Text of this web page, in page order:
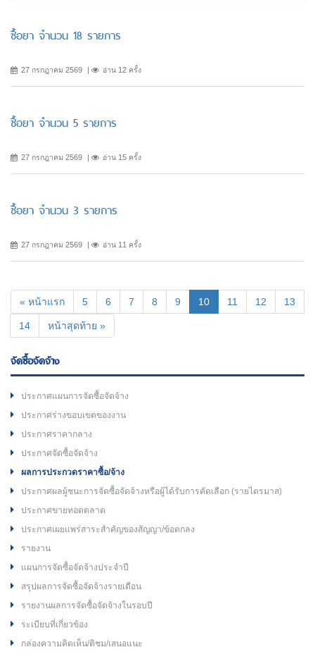
ซื้อยา จำนวน 18 รายการ
27 กรกฎาคม 2569 อ่าน 12 ครั้ง
ซื้อยา จำนวน 5 รายการ
27 กรกฎาคม 2569 อ่าน 15 ครั้ง
ซื้อยา จำนวน 3 รายการ
27 กรกฎาคม 2569 อ่าน 11 ครั้ง
« หน้าแรก 5 6 7 8 9 10(current)
11 12 13
14 หน้าสุดท้าย »
จัดซื้อจัดจ้าง
ประกาศแผนการจัดซื้อจัดจ้าง
ประกาศร่างขอบเขตของงาน
ประกาศราคากลาง
ประกาศจัดซื้อจัดจ้าง
ผลการประกวดราคาซื้อ/จ้าง
ประกาศผลผู้ชนะการจัดซื้อจัดจ้างหรือผู้ได้รับการคัดเลือก (รายไตรมาส)
ประกาศขายทอดตลาด
ประกาศเผยแพร่สาระสำคัญของสัญญา/ข้อตกลง
รายงาน
แผนการจัดซื้อจัดจ้างประจำปี
สรุปผลการจัดซื้อจัดจ้างรายเดือน
รายงานผลการจัดซื้อจัดจ้างในรอบปี
ระเบียบที่เกี่ยวข้อง
กล่องความคิดเห็น/ติชม/เสนอแนะ